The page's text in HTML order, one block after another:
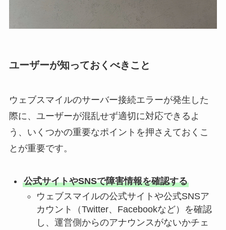
ユーザーが知っておくべきこと
ウェブスマイルのサーバー接続エラーが発生した
際に、ユーザーが混乱せず適切に対応できるよ
う、いくつかの重要なポイントを押さえておくこ
とが重要です。
公式サイトやSNSで障害情報を確認する
ウェブスマイルの公式サイトや公式SNSア
カウント（Twitter、Facebookなど）を確認
し、運営側からのアナウンスがないかチェ